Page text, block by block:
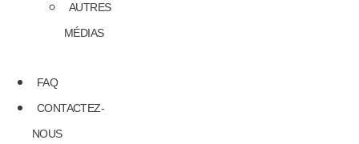
AUTRES
MÉDIAS
FAQ
CONTACTEZ-
NOUS